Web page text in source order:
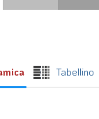
Tabellino